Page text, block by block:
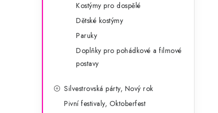
Kostýmy pro dospělé
Dětské kostýmy
Paruky
Doplňky pro pohádkové a filmové
postavy
Silvestrovská párty, Nový rok
Pivní festivaly, Oktoberfest